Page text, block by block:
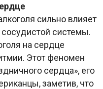
сильно влияет
системы.
на сердце
Этот феномен
сердца», его
заметив, что